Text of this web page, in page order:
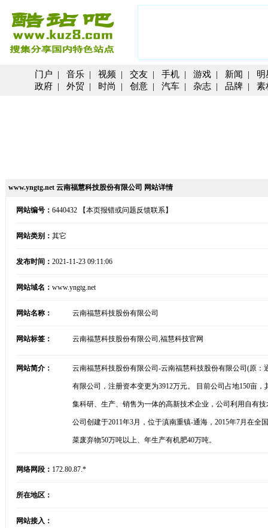
门户 | 音乐 | 视频 | 交友 | 手机 | 游戏 | 新闻 | 明
政府 | 外贸 | 时尚 | 创意 | 汽车 | 杂志 | 品牌 | 素
www.yngtg.net 云南福慧科技股份有限公司 网站详情
网站编号： 6440432 【本页报错或问题反馈联系】
网站类别： 其它
发布时间： 2021-11-23 09:11:06
网站域名： www.yngtg.net
网站名称： 云南福慧科技股份有限公司
网站标签： 云南福慧科技股份有限公司,福慧科技官网
网站简介： 云南福慧科技股份有限公司-云南福慧科技股份有限公司(原：
有限公司，注册资本变更为3912万元。 目前公司占地150亩
集科研、生产、销售为一体的高新技术企业，公司利用自有
公司创建于2011年3月，位于滇南重镇-通海，2015年7月在全
菜废弃物50万吨以上、年生产有机肥40万吨。
网络网段： 172.80.87.*
所在地区：
网站接入：